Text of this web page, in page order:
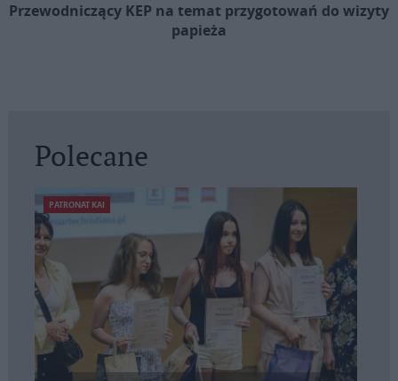
Przewodniczący KEP na temat przygotowań do wizyty
papieża
Polecane
PATRONAT KAI